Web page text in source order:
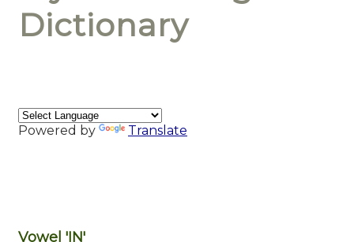
Dictionary
Powered by Translate
Vowel 'IN'